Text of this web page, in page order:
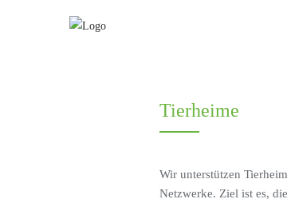
Tierheime
Wir unterstützen
Netzwerke. Ziel ist es,